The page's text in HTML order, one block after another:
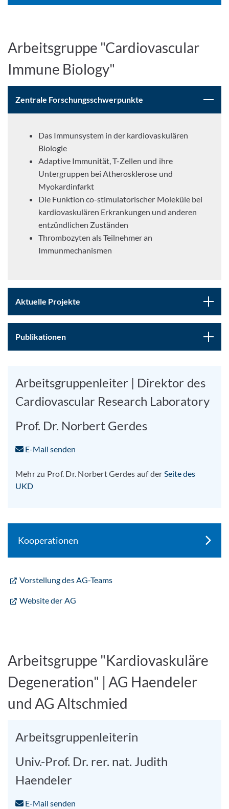
Arbeitsgruppe "Cardiovascular
Immune Biology"
Zentrale Forschungsschwerpunkte
Das Immunsystem in der kardiovaskulären
Biologie
Adaptive Immunität, T-Zellen und ihre
Untergruppen bei Atherosklerose und
Myokardinfarkt
Die Funktion co-stimulatorischer Moleküle bei
kardiovaskulären Erkrankungen und anderen
entzündlichen Zuständen
Thrombozyten als Teilnehmer an
Immunmechanismen
Aktuelle Projekte
Publikationen
Arbeitsgruppenleiter | Direktor des
Cardiovascular Research Laboratory
Prof. Dr. Norbert Gerdes
E-Mail senden
Mehr zu Prof. Dr. Norbert Gerdes auf der Seite des
UKD
Kooperationen
Vorstellung des AG-Teams
Website der AG
Arbeitsgruppe "Kardiovaskuläre
Degeneration" | AG Haendeler
und AG Altschmied
Arbeitsgruppenleiterin
Univ.-Prof. Dr. rer. nat. Judith
Haendeler
E-Mail senden